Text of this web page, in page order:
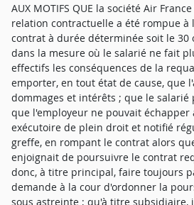
AUX MOTIFS QUE la société Air
relation contractuelle a été rompue à
contrat à durée déterminée soit le 30
dans la mesure où le salarié ne fait
effectifs les conséquences de la
emporter, en tout état de cause, que
dommages et intérêts ; que le
que l'employeur ne pouvait
exécutoire de plein droit et notifié
greffe, en rompant le contrat alors
enjoignait de poursuivre le contrat
donc, à titre principal, faire toujours
demande à la cour d'ordonner la
sous astreinte ; qu'à titre subsidiaire,